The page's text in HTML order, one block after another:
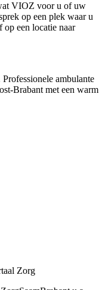
VIOZ voor u of uw
op een plek waar u
een locatie naar
ambulante
Brabant met een warm
Zorg